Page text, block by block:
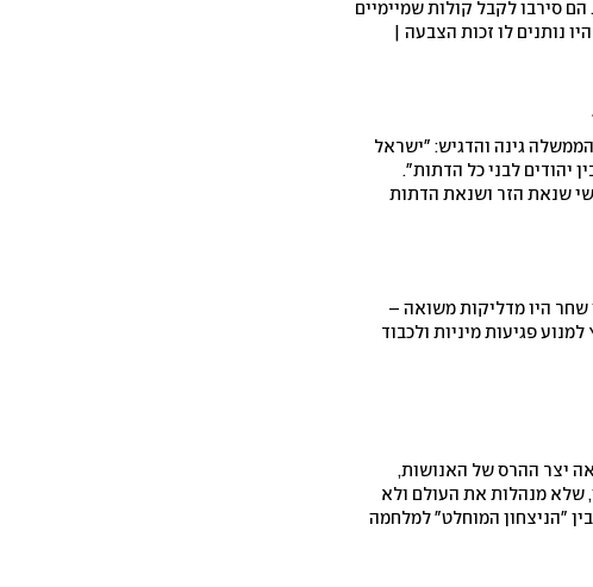
סירבו לקבל קולות שמיימיים
נותנים לו זכות הצבעה |
עזרה ממשה
גינה והדגיש: "ישראל
יהודים לבני כל הדתות".
שנאת הזר ושנאת הדתות
אחרים שסותרים את החוק
שחר היו מדליקות משואה –
פגיעות מיניות ולכבוד
יצר ההרס של האנושות,
שלא מנהלות את העולם ולא
"הניצחון המוחלט" למלחמה